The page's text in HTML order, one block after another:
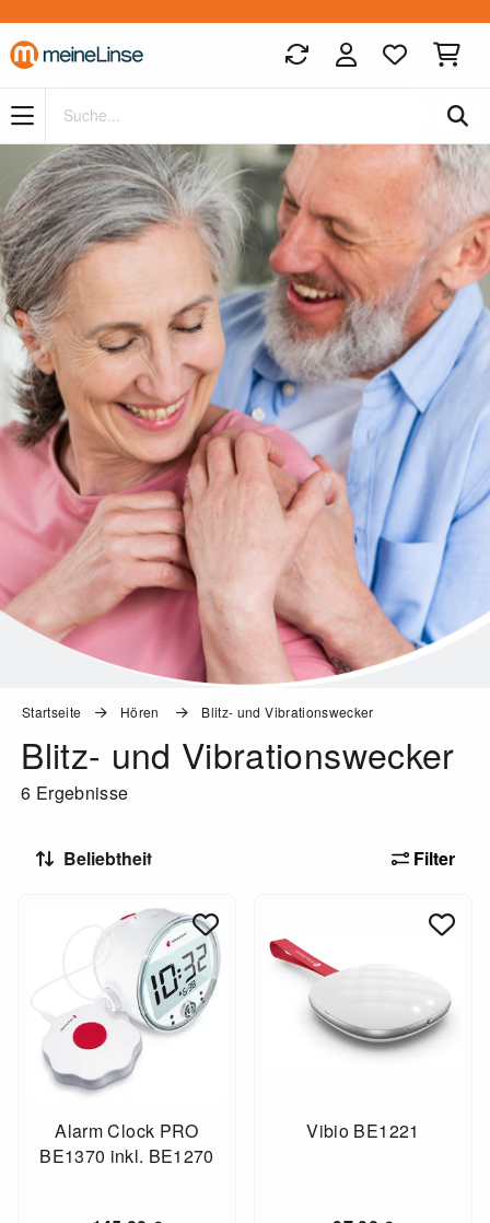
Zum Hauptinhalt springen
Startseite Hören Blitz- und Vibrationswecker
Blitz- und Vibrationswecker
6 Ergebnisse
Filter
Alarm Clock PRO
BE1370 inkl. BE1270
Vibio BE1221